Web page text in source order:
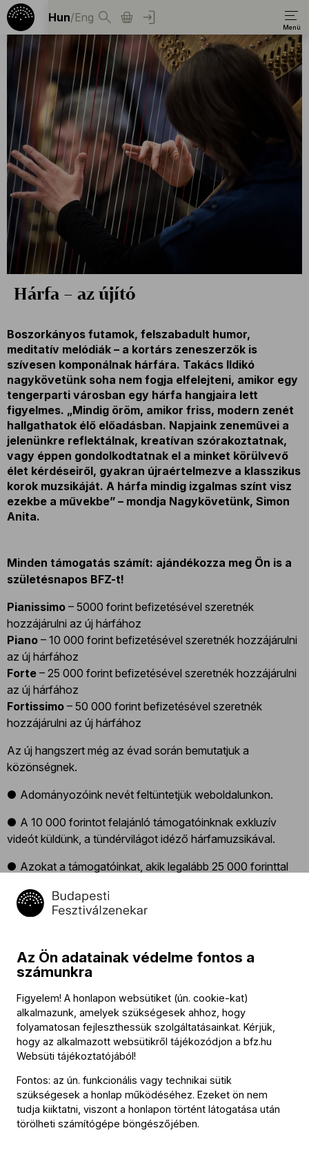
Hun/Eng
Hárfa – az újító
Boszorkányos futamok, felszabadult humor,
meditatív melódiák – a kortárs zeneszerzők is
szívesen komponálnak hárfára. Takács Ildikó
nagykövetünk soha nem fogja elfelejteni, amikor egy
tengerparti városban egy hárfa hangjaira lett
figyelmes. „Mindig öröm, amikor friss, modern zenét
hallgathatok élő előadásban. Napjaink zeneművei a
jelenünkre reflektálnak, kreatívan szórakoztatnak,
vagy éppen gondolkodtatnak el a minket körülvevő
élet kérdéseiről, gyakran újraértelmezve a klasszikus
korok muzsikáját. A hárfa mindig izgalmas színt visz
ezekbe a művekbe” – mondja Nagykövetünk, Simon
Anita.
Minden támogatás számít: ajándékozza meg Ön is a
születésnapos BFZ-t!
Pianissimo – 5000 forint befizetésével szeretnék
hozzájárulni az új hárfához
Piano – 10 000 forint befizetésével szeretnék hozzájárulni
az új hárfához
Forte – 25 000 forint befizetésével szeretnék hozzájárulni
az új hárfához
Fortissimo – 50 000 forint befizetésével szeretnék
hozzájárulni az új hárfához
Az új hangszert még az évad során bemutatjuk a
közönségnek.
● Adományozóink nevét feltüntetjük weboldalunkon.
● A 10 000 forintot felajánló támogatóinknak exkluzív
videót küldünk, a tündérvilágot idéző hárfamuzsikával.
● Azokat a támogatóinkat, akik legalább 25 000 forinttal
hívjuk, amelyen élőben hallgathatják meg az új hangszert.
BFZ székházába.
A Támogatás
Az Ön adatainak védelme fontos a
számunkra
Figyelem! A honlapon websütiket (ún. cookie-kat)
alkalmazunk, amelyek szükségesek ahhoz, hogy
folyamatosan fejleszthessük szolgáltatásainkat. Kérjük,
hogy az alkalmazott websütikről tájékozódjon a bfz.hu
Websüti tájékoztatójából!
Fontos: az ún. funkcionális vagy technikai sütik
szükségesek a honlap működéséhez. Ezeket ön nem
tudja kiiktatni, viszont a honlapon történt látogatása után
törölheti számítógépe böngészőjében.